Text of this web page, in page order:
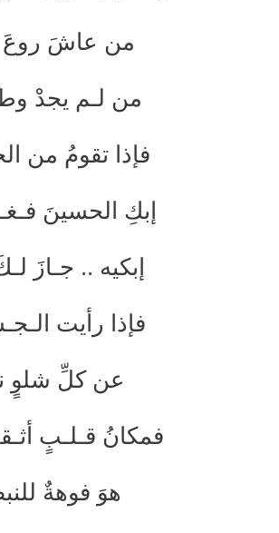
من عاشَ روعَ
من لـم يجدْ
فإذا تقومُ من
إبكِ الحسينَ
إبكيه .. جـازَ
فإذا رأيت
عن كلِّ شلوٍ
فمكانُ قـلـبٍ
هوَ فوهةٌ